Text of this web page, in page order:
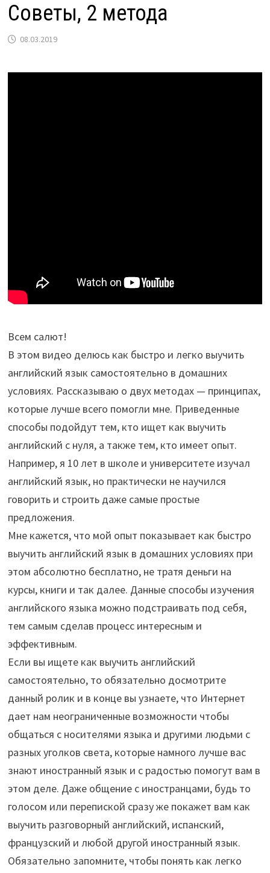
Советы, 2 метода
08.03.2019
Всем салют!
В этом видео делюсь как быстро и легко выучить
английский язык самостоятельно в домашних
условиях. Рассказываю о двух методах — принципах,
которые лучше всего помогли мне. Приведенные
способы подойдут тем, кто ищет как выучить
английский с нуля, а также тем, кто имеет опыт.
Например, я 10 лет в школе и университете изучал
английский язык, но практически не научился
говорить и строить даже самые простые
предложения.
Мне кажется, что мой опыт показывает как быстро
выучить английский язык в домашних условиях при
этом абсолютно бесплатно, не тратя деньги на
курсы, книги и так далее. Данные способы изучения
английского языка можно подстраивать под себя,
тем самым сделав процесс интересным и
эффективным.
Если вы ищете как выучить английский
самостоятельно, то обязательно досмотрите
данный ролик и в конце вы узнаете, что Интернет
дает нам неограниченные возможности чтобы
общаться с носителями языка и другими людьми с
разных уголков света, которые намного лучше вас
знают иностранный язык и с радостью помогут вам в
этом деле. Даже общение с иностранцами, будь то
голосом или перепиской сразу же покажет вам как
выучить разговорный английский, испанский,
французский и любой другой иностранный язык.
Обязательно запомните, чтобы понять как легко